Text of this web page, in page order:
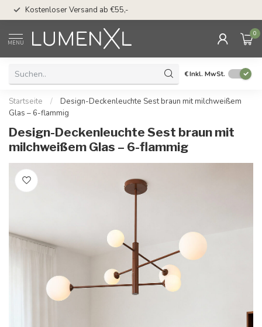
Kostenloser Versand ab €55,-
MENU
0
€Inkl. MwSt.
Startseite /
Design-Deckenleuchte Sest braun mit milchweißem
Glas – 6-flammig
Design-Deckenleuchte Sest braun mit
milchweißem Glas – 6-flammig